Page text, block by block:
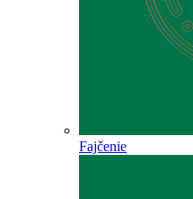
Fajčenie